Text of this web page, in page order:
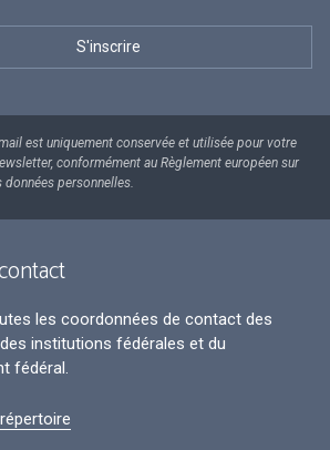
est uniquement conservée et utilisée pour votre
conformément au Règlement européen sur
personnelles.
les coordonnées de contact des
institutions fédérales et du
fédéral.